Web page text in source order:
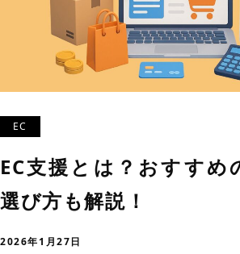
EC
EC支援とは？おすすめ
選び方も解説！
2026年1月27日